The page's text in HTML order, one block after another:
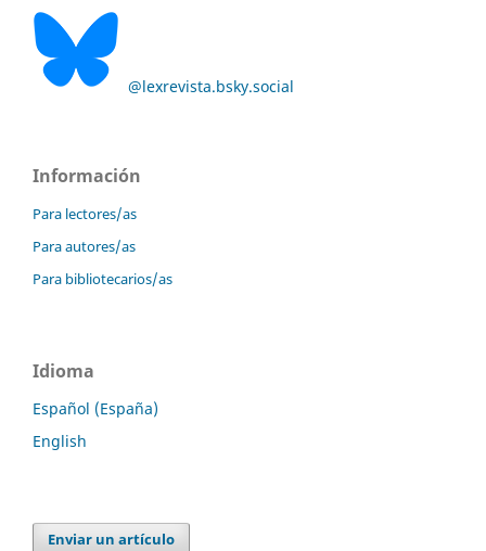
@lexrevista.bsky.social
Información
Para lectores/as
Para autores/as
Para bibliotecarios/as
Idioma
Español (España)
English
Enviar un artículo